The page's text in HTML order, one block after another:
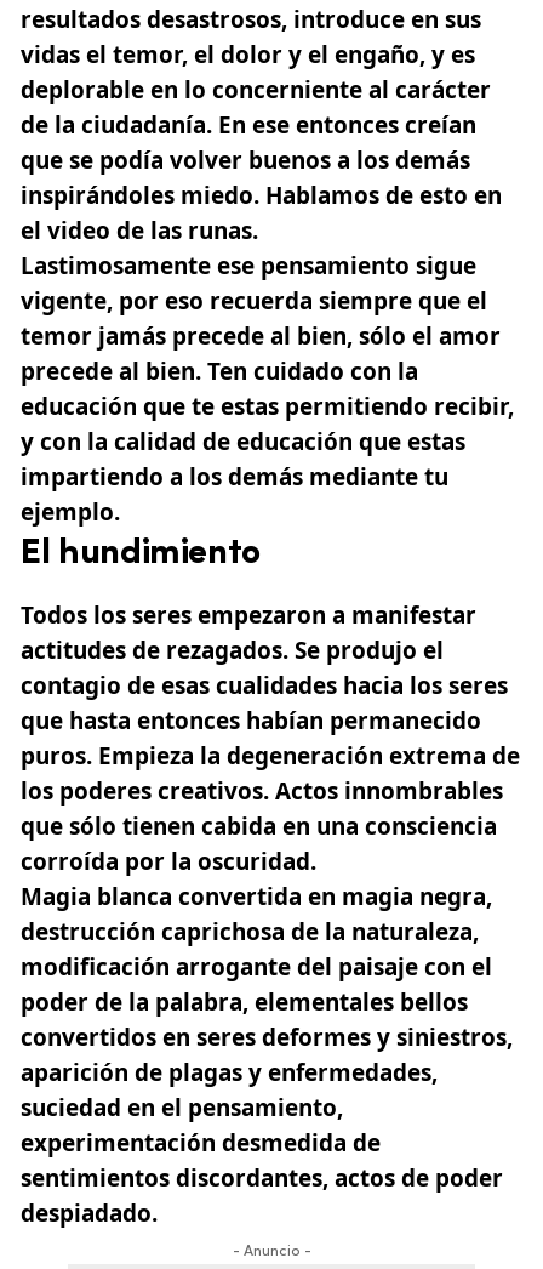
resultados desastrosos, introduce en sus
vidas el temor, el dolor y el engaño, y es
deplorable en lo concerniente al carácter
de la ciudadanía. En ese entonces creían
que se podía volver buenos a los demás
inspirándoles miedo. Hablamos de esto en
el video de las runas.
Lastimosamente ese pensamiento sigue
vigente, por eso recuerda siempre que el
temor jamás precede al bien, sólo el amor
precede al bien. Ten cuidado con la
educación que te estas permitiendo recibir,
y con la calidad de educación que estas
impartiendo a los demás mediante tu
ejemplo.
El hundimiento
Todos los seres empezaron a manifestar
actitudes de rezagados. Se produjo el
contagio de esas cualidades hacia los seres
que hasta entonces habían permanecido
puros. Empieza la degeneración extrema de
los poderes creativos. Actos innombrables
que sólo tienen cabida en una consciencia
corroída por la oscuridad.
Magia blanca convertida en magia negra,
destrucción caprichosa de la naturaleza,
modificación arrogante del paisaje con el
poder de la palabra, elementales bellos
convertidos en seres deformes y siniestros,
aparición de plagas y enfermedades,
suciedad en el pensamiento,
experimentación desmedida de
sentimientos discordantes, actos de poder
despiadado.
- Anuncio -